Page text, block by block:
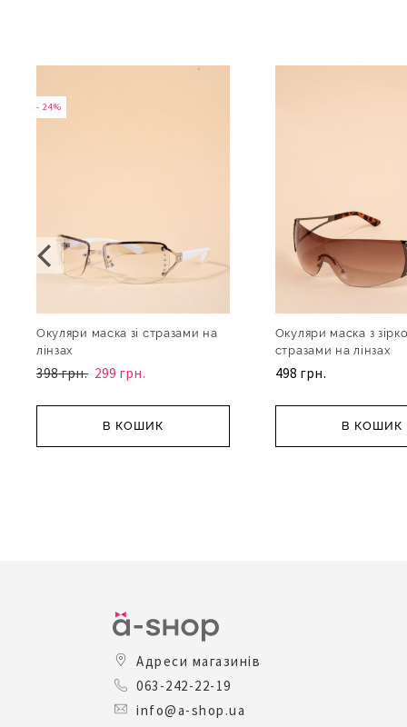
- 24%
Окуляри маска зі стразами на
лінзах
398 грн. 299 грн.
В КОШИК
Окуляри маска з
стразами на лінзах
498 грн.
В КОШИК
Адреси магазинів
063-242-22-19
info@a-shop.ua